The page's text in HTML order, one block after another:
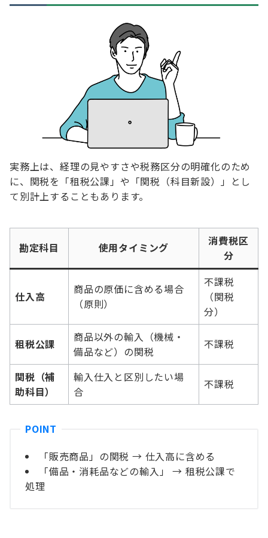
実務上は、経理の見やすさや税務区分の明確化のため
に、関税を「租税公課」や「関税（科目新設）」とし
て別計上することもあります。
勘定科目 使用タイミング
消費税区
分
仕入高
商品の原価に含める場合
（原則）
不課税
（関税
分）
租税公課
商品以外の輸入（機械・
備品など）の関税
不課税
関税（補
助科目）
輸入仕入と区別したい場
合
不課税
「販売商品」の関税 → 仕入高に含める
「備品・消耗品などの輸入」 → 租税公課で
処理